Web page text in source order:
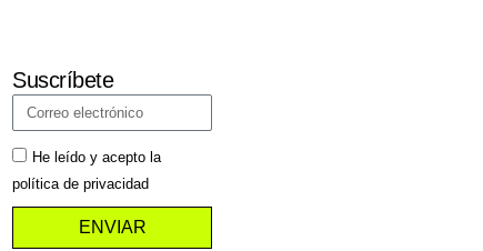
Suscríbete
He leído y acepto la
política de privacidad
ENVIAR